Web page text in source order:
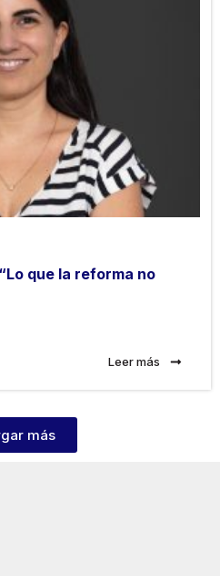
que la reforma no
Leer más
más